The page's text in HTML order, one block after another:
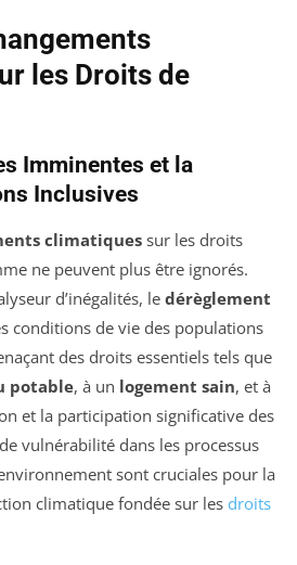
les Droits de
Imminentes et la
Inclusives
climatiquessur les droits
ne peuvent plus être ignorés.
d’inégalités, le dérèglement
conditions de vie des populations
des droits essentiels tels que
potable, à un logement sain, et à
et la participation significative des
vulnérabilité dans les processus
sont cruciales pour la
climatique fondée sur les droits